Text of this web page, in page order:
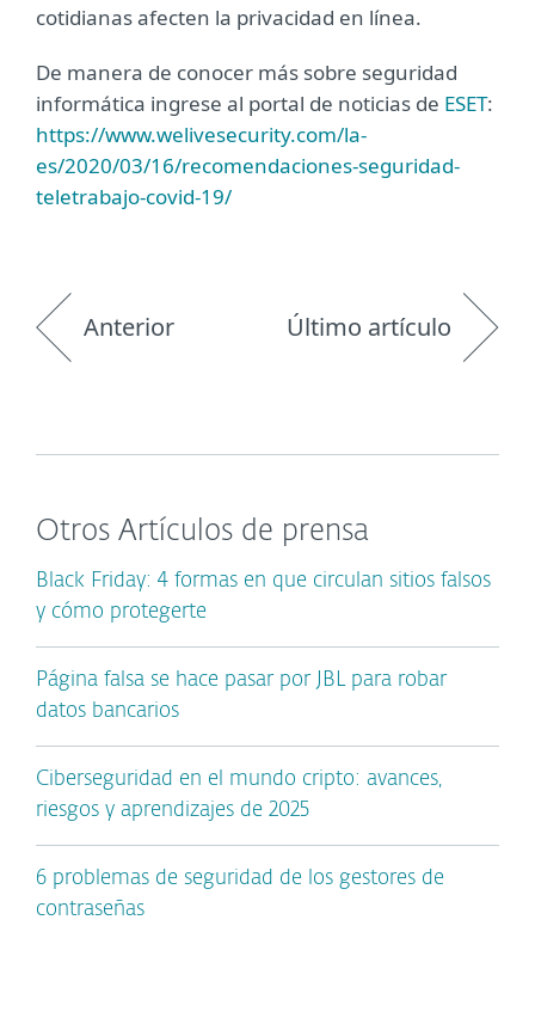
cotidianas afecten la privacidad en línea.
De manera de conocer más sobre seguridad
informática ingrese al portal de noticias de ESET:
https://www.welivesecurity.com/la-
es/2020/03/16/recomendaciones-seguridad-
teletrabajo-covid-19/
Anterior Último artículo
Otros Artículos de prensa
Black Friday: 4 formas en que circulan sitios falsos
y cómo protegerte
Página falsa se hace pasar por JBL para robar
datos bancarios
Ciberseguridad en el mundo cripto: avances,
riesgos y aprendizajes de 2025
6 problemas de seguridad de los gestores de
contraseñas